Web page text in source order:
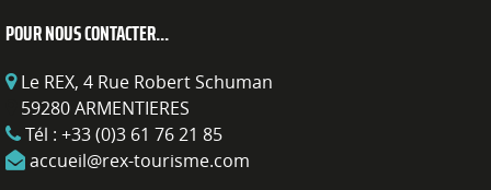
POUR NOUS CONTACTER...
Le REX, 4 Rue Robert Schuman
59280 ARMENTIERES
Tél : +33 (0)3 61 76 21 85
accueil@rex-tourisme.com